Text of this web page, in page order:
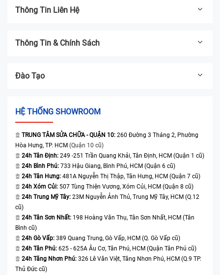
Thông Tin Liên Hệ
Thông Tin & Chính Sách
Đào Tạo
HỆ THỐNG SHOWROOM
TRUNG TÂM SỬA CHỮA - QUẬN 10: 260 Đường 3 Tháng 2, Phường
Hòa Hưng, TP. HCM (Quận 10 cũ)
24h Tân Định: 249 -251 Trần Quang Khải, Tân Định, HCM (Quận 1 cũ)
24h Bình Phú: 733 Hậu Giang, Bình Phú, HCM (Quận 6 cũ)
24h Tân Hưng: 481A Nguyễn Thị Thập, Tân Hưng, HCM (Quận 7 cũ)
24h Xóm Củi: 507 Tùng Thiện Vương, Xóm Củi, HCM (Quận 8 cũ)
24h Trung Mỹ Tây: 23M Nguyễn Ảnh Thủ, Trung Mỹ Tây, HCM (Q.12
cũ)
24h Tân Sơn Nhất: 198 Hoàng Văn Thụ, Tân Sơn Nhất, HCM (Tân
Bình cũ)
24h Gò Vấp: 389 Quang Trung, Gò Vấp, HCM (Q. Gò Vấp cũ)
24h Tân Phú: 625 - 625A Âu Cơ, Tân Phú, HCM (Quận Tân Phú cũ)
24h Tăng Nhơn Phú: 326 Lê Văn Việt, Tăng Nhơn Phú, HCM (Q.9 TP.
Thủ Đức cũ)